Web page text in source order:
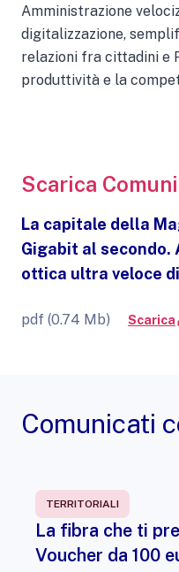
Amministrazione
digitalizzazione,
relazioni fra cittadini e
produttività e la
Scarica
La capitale della
Gigabit al secondo.
ottica ultra veloce
pdf (0.74 Mb) Scarica
Comunicati
TERRITORIALI
La fibra che ti
Voucher da 100